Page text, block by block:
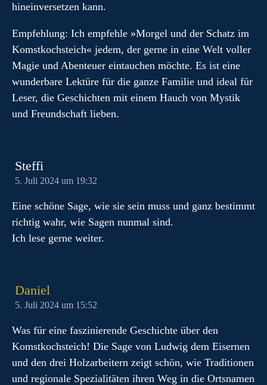
hineinversetzen kann.
Empfehlung: Ich empfehle »Morgel und der Schatz im
Komstkochsteich« jedem, der gerne in eine Welt voller
Magie und Abenteuer eintauchen möchte. Es ist eine
wunderbare Lektüre für die ganze Familie und ideal für
Leser, die Geschichten mit einem Hauch von Mystik
und Freundschaft lieben.
Steffi
5. Juli 2024 um 19:32
Eine schöne Sage, wie sie sein muss und ganz bestimmt
richtig wahr, wie Sagen nunmal sind.
Ich lese gerne weiter.
Daniel
5. Juli 2024 um 15:52
Was für eine faszinierende Geschichte über den
Komstkochsteich! Die Sage von Ludwig dem Eisernen
und den drei Holzarbeitern zeigt schön, wie Traditionen
und regionale Spezialitäten ihren Weg in die Ortsnamen